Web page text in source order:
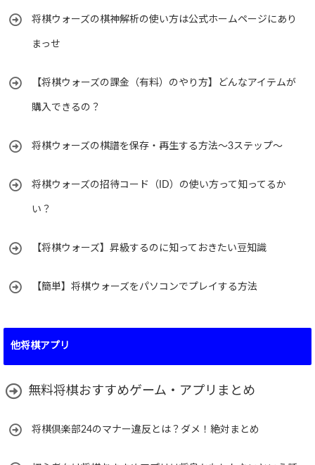
将棋ウォーズの棋神解析の使い方は公式ホームページにあり
まっせ
【将棋ウォーズの課金（有料）のやり方】どんなアイテムが
購入できるの？
将棋ウォーズの棋譜を保存・再生する方法～3ステップ～
将棋ウォーズの招待コード（ID）の使い方って知ってるか
い？
【将棋ウォーズ】昇級するのに知っておきたい豆知識
【簡単】将棋ウォーズをパソコンでプレイする方法
他将棋アプリ
無料将棋おすすめゲーム・アプリまとめ
将棋倶楽部24のマナー違反とは？ダメ！絶対まとめ